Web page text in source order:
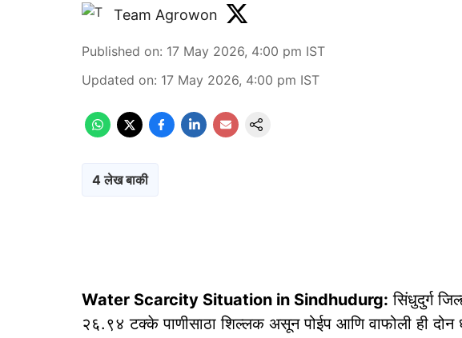
Team Agrowon
Published on: 17 May 2026, 4:00 pm IST
Updated on: 17 May 2026, 4:00 pm IST
4 लेख बाकी
Water Scarcity Situation in Sindhudurg: सिंधुदुर्ग
२६.९४ टक्के पाणीसाठा शिल्लक असून पोईप आणि वाफोली ही दोन